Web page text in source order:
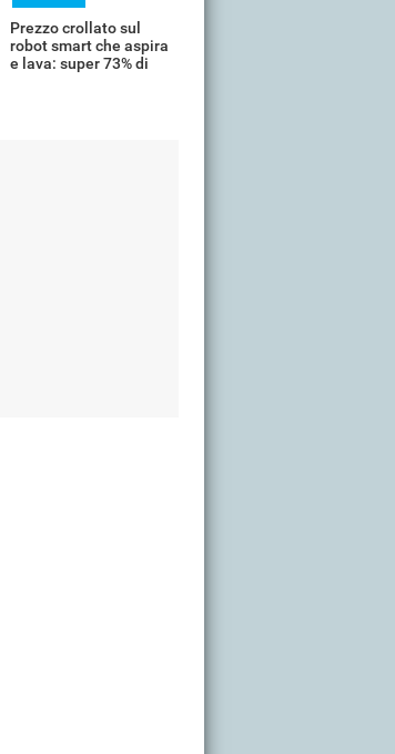
Prezzo crollato sul
robot smart che aspira
e lava: super 73% di